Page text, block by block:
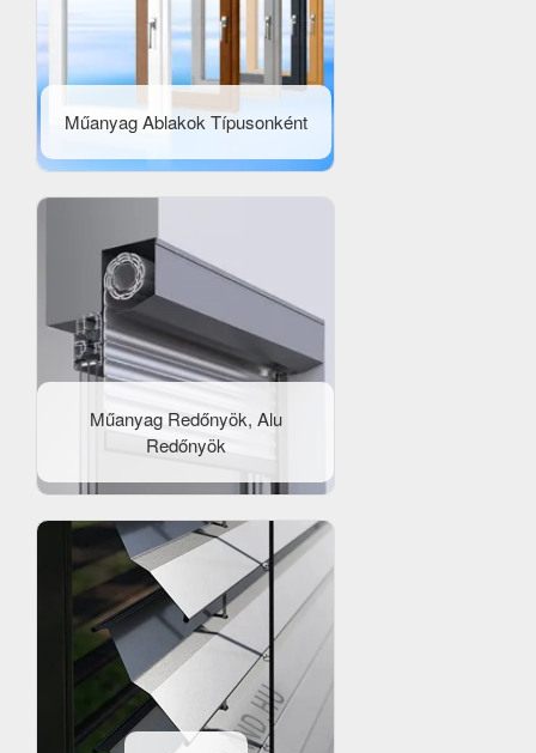
Műanyag Ablakok Típusonként
Műanyag Redőnyök, Alu
Redőnyök